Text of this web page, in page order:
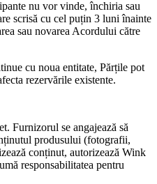
nu vor vinde, închiria sau
scrisă cu cel puțin 3 luni înainte
sau novarea Acordului către
cu noua entitate, Părțile pot
rezervările existente.
Furnizorul se angajează să
produsului (fotografii,
conținut, autorizează Wink
responsabilitatea pentru